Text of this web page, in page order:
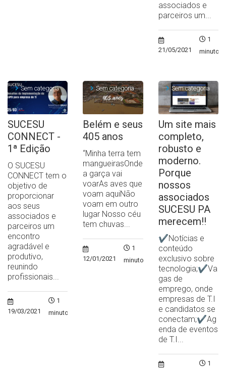
associados e
parceiros um...
21/05/2021
1
minuto
Sem categoria
SUCESU
CONNECT -
1ª Edição
O SUCESU
CONNECT tem o
objetivo de
proporcionar
aos seus
associados e
parceiros um
encontro
agradável e
produtivo,
reunindo
profissionais...
19/03/2021
1
minuto
Sem categoria
Belém e seus
405 anos
“Minha terra tem
mangueirasOnde
a garça vai
voarAs aves que
voam aquiNão
voam em outro
lugar Nosso céu
tem chuvas...
12/01/2021
1
minuto
Sem categoria
Um site mais
completo,
robusto e
moderno.
Porque
nossos
associados
SUCESU PA
merecem!!
✔Notícias e
conteúdo
exclusivo sobre
tecnologia;✔Va
gas de
emprego, onde
empresas de T.I
e candidatos se
conectam;✔Ag
enda de eventos
de T.I...
1